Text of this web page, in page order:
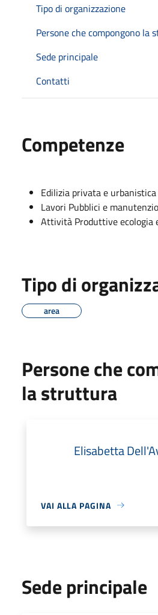
Tipo di organizzazione
Persone che compongono la
Sede principale
Contatti
Competenze
Edilizia privata e urbanistica
Lavori Pubblici e
Attività Produttive ecologia
Tipo di
area
Persone che
la struttura
Elisabetta
VAI ALLA PAGINA
Sede principale